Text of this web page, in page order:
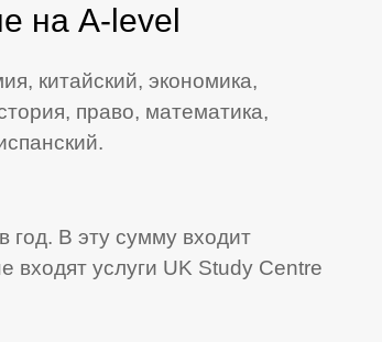
на A-level
китайский, экономика,
право, математика,
год. В эту сумму входит
входят услуги UK Study Centre